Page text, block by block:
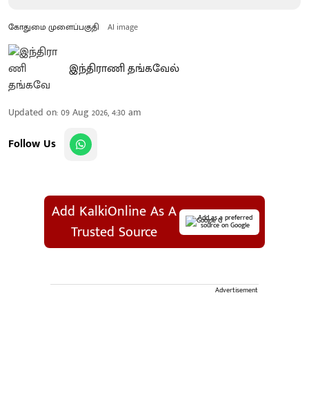
கோதுமை முளைப்பகுதி AI image
இந்திராணி தங்கவேல்
Updated on:09 Aug 2026, 4:30 am
Follow Us
Add KalkiOnline As A
Trusted Source
Add as a preferred
source on Google
Advertisement